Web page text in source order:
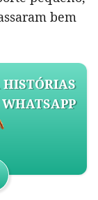
bem
HISTÓRIAS